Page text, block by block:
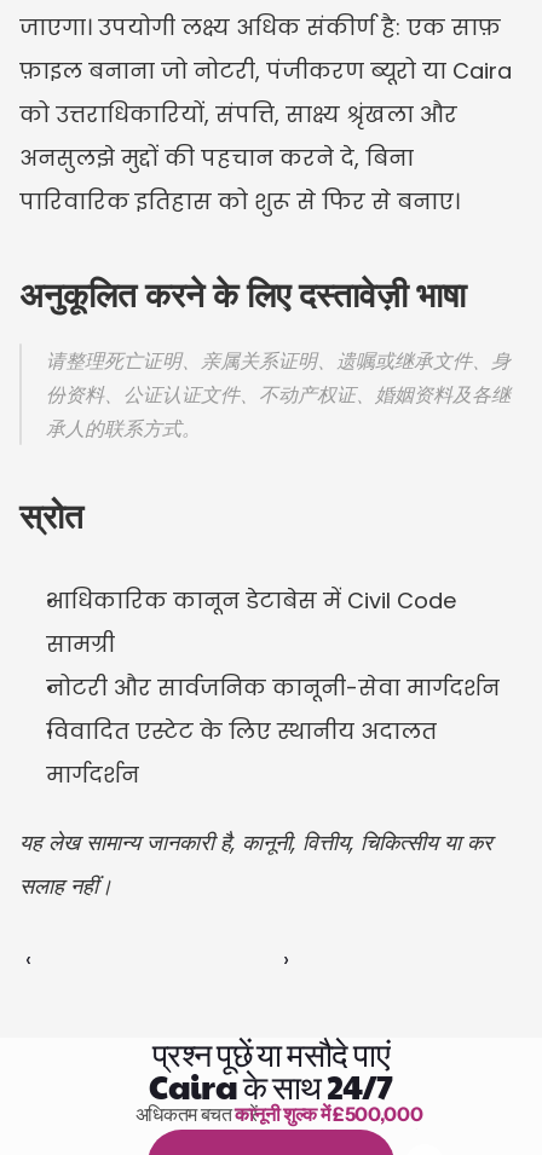
जाएगा। उपयोगी लक्ष्य अधिक संकीर्ण है: एक साफ़
फ़ाइल बनाना जो नोटरी, पंजीकरण ब्यूरो या Caira
को उत्तराधिकारियों, संपत्ति, साक्ष्य श्रृंखला और
अनसुलझे मुद्दों की पहचान करने दे, बिना
पारिवारिक इतिहास को शुरू से फिर से बनाए।
अनुकूलित करने के लिए दस्तावेज़ी भाषा
请整理死亡证明、亲属关系证明、遗嘱或继承文件、身
份资料、公证认证文件、不动产权证、婚姻资料及各继
承人的联系方式。
स्रोत
आधिकारिक कानून डेटाबेस में Civil Code
सामग्री
नोटरी और सार्वजनिक कानूनी-सेवा मार्गदर्शन
विवादित एस्टेट के लिए स्थानीय अदालत
मार्गदर्शन
यह लेख सामान्य जानकारी है, कानूनी, वित्तीय, चिकित्सीय या कर
सलाह नहीं।
‹ ›
प्रश्न पूछें या मसौदे पाएं
Caira के साथ 24/7
पढ़ने के 1,000 घंटे
अधिकतम बचत करें कानूनी शुल्क में £500,000